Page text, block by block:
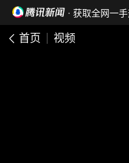
· 获取全网一
首页 视频